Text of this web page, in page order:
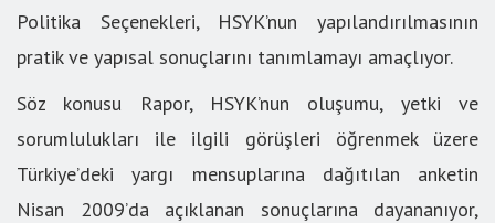
Politika Seçenekleri, HSYK’nun yapılandırılmasının
pratik ve yapısal sonuçlarını tanımlamayı amaçlıyor.
Söz konusu Rapor, HSYK’nun oluşumu, yetki ve
sorumlulukları ile ilgili görüşleri öğrenmek üzere
Türkiye’deki yargı mensuplarına dağıtılan anketin
Nisan 2009’da açıklanan sonuçlarına dayananıyor,